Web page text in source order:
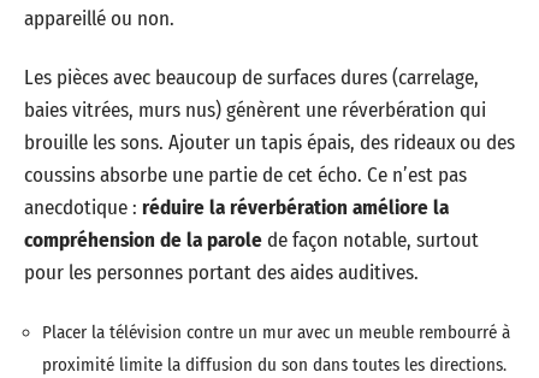
appareillé ou non.
Les pièces avec beaucoup de surfaces dures (carrelage,
baies vitrées, murs nus) génèrent une réverbération qui
brouille les sons. Ajouter un tapis épais, des rideaux ou des
coussins absorbe une partie de cet écho. Ce n’est pas
anecdotique : réduire la réverbération améliore la
compréhension de la parolede façon notable, surtout
pour les personnes portant des aides auditives.
Placer la télévision contre un mur avec un meuble rembourré à
proximité limite la diffusion du son dans toutes les directions.